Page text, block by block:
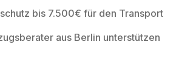
bis 7.500€ für den Transport
aus Berlin unterstützen